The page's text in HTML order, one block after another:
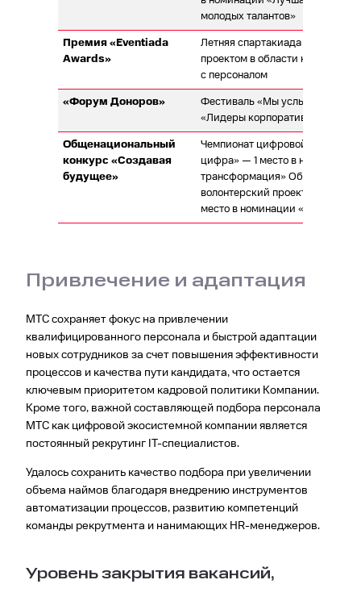
молодых талантов»
Премия «Eventiada
Awards»
Летняя спартакиада МТС
проектом в области
с персоналом
«Форум Доноров»
Фестиваль «Мы услышим» — 1
«Лидеры корпоративной
Общенациональный
конкурс «Создавая
будущее»
Чемпионат цифровой
цифра» — 1 место в номинации
трансформация»
волонтерский проект «В
место в номинации «Лидеры
Привлечение и адаптация
МТС сохраняет фокус на привлечении
квалифицированного персонала и быстрой адаптации
новых сотрудников за счет повышения эффективности
процессов и качества пути кандидата, что остается
ключевым приоритетом кадровой политики Компании.
Кроме того, важной составляющей подбора персонала
МТС как цифровой экосистемной компании является
постоянный рекрутинг IT-специалистов.
Удалось сохранить качество подбора при увеличении
объема наймов благодаря внедрению инструментов
автоматизации процессов, развитию компетенций
команды рекрутмента и нанимающих HR-менеджеров.
Уровень закрытия вакансий,